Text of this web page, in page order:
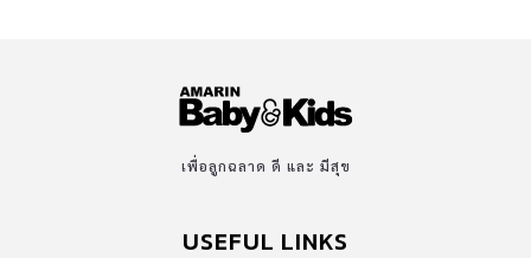
เพื่อลูกฉลาด ดี และ มีสุข
USEFUL LINKS